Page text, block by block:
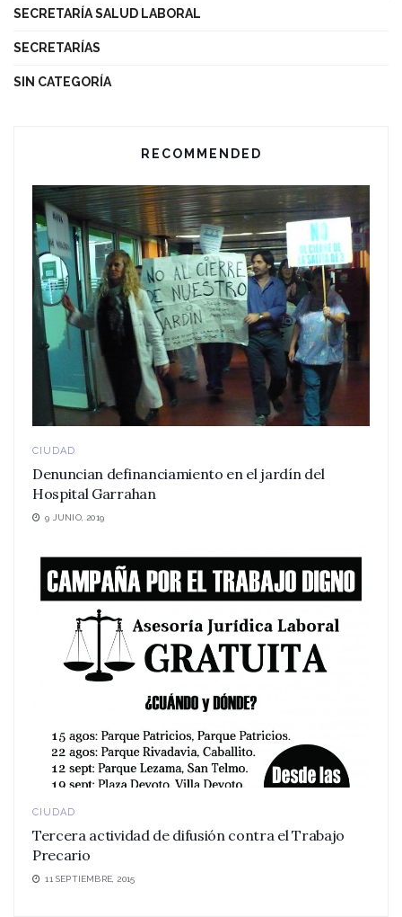
SECRETARÍA SALUD LABORAL
SECRETARÍAS
SIN CATEGORÍA
RECOMMENDED
CIUDAD
Denuncian definanciamiento en el jardín del
Hospital Garrahan
9 JUNIO, 2019
CIUDAD
Tercera actividad de difusión contra el Trabajo
Precario
11 SEPTIEMBRE, 2015